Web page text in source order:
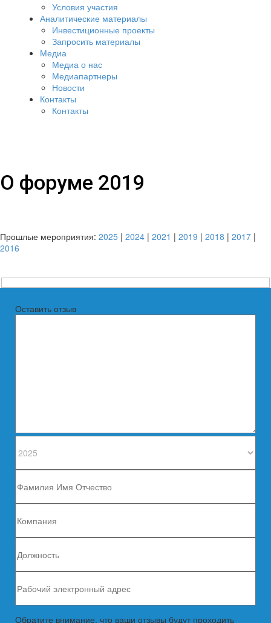
Условия участия
Аналитические материалы
Инвестиционные проекты
Запросить материалы
Медиа
Медиа о нас
Медиапартнеры
Новости
Контакты
Контакты
О форуме 2019
Прошлые мероприятия: 2025 | 2024 | 2021 | 2019 | 2018 | 2017 |
2016
Оставить отзыв
Обратите внимание, что ваши отзывы будут проходить